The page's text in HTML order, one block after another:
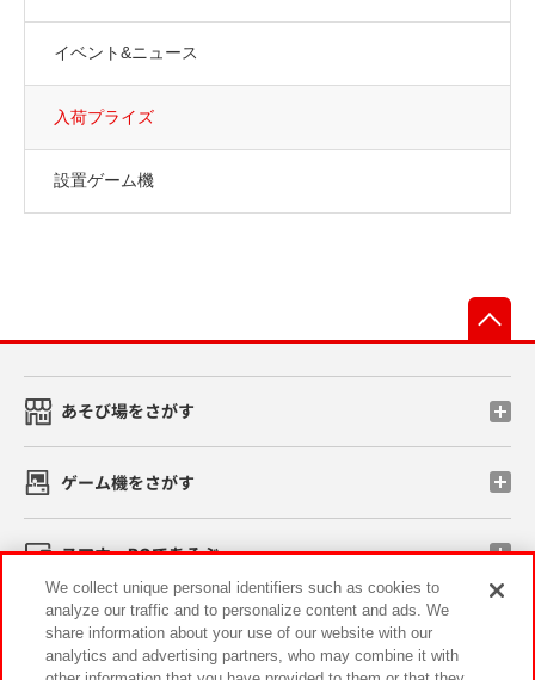
イベント&ニュース
入荷プライズ
設置ゲーム機
あそび場をさがす
ゲーム機をさがす
スマホ・PCであそぶ
イベント・キャンペーン
We collect unique personal identifiers such as cookies to
analyze our traffic and to personalize content and ads. We
share information about your use of our website with our
analytics and advertising partners, who may combine it with